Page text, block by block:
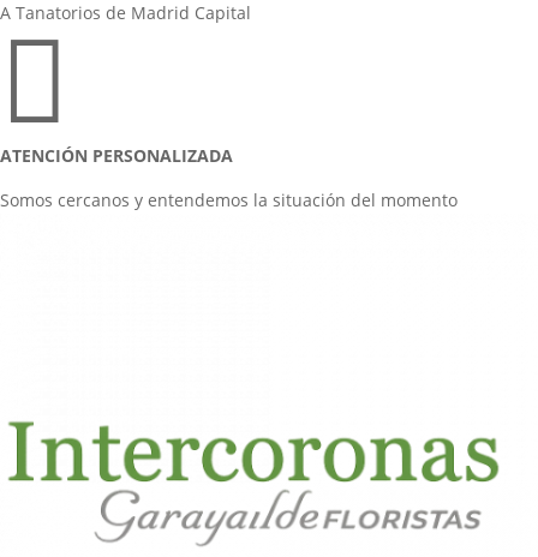
A Tanatorios de Madrid Capital

ATENCIÓN PERSONALIZADA
Somos cercanos y entendemos la situación del momento